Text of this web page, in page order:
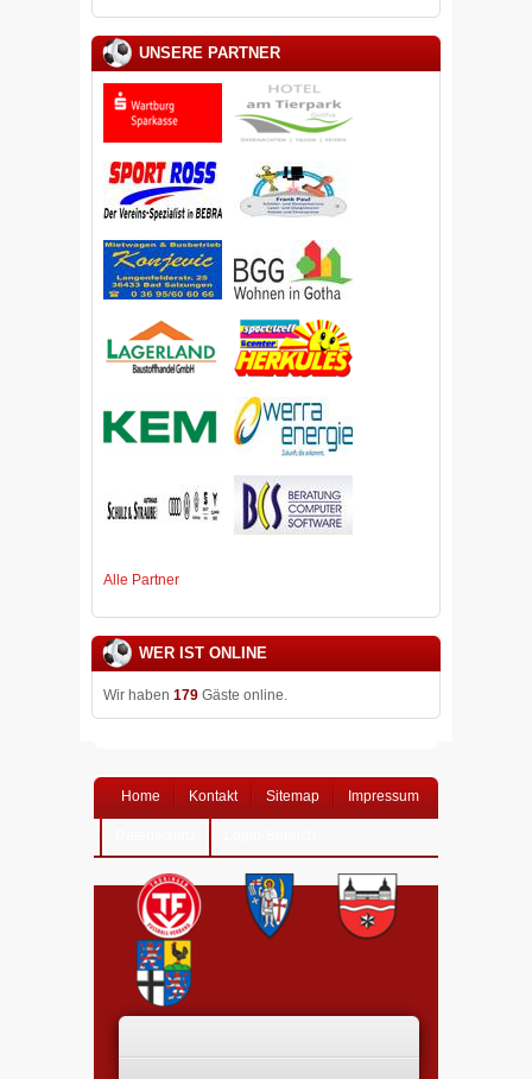
UNSERE PARTNER
Alle Partner
WER IST ONLINE
Wir haben 179 Gäste online.
Home Kontakt Sitemap Impressum